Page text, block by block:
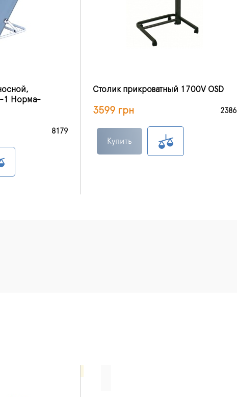
1 Норма-
8179
Столик прикроватный 1700V OSD
3599 грн 2386
Купить